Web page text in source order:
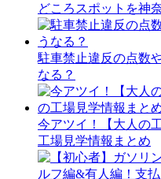
どころスポットを神
駐車禁止違反の点数
なる？
今アツイ！【大人の
工場見学情報まとめ